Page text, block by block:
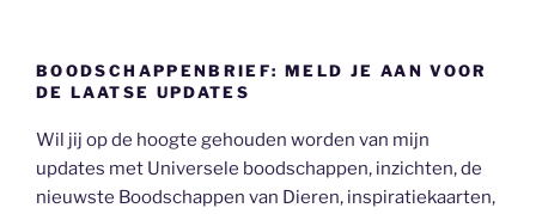
BOODSCHAPPENBRIEF: MELD JE AAN VOOR
DE LAATSE UPDATES
Wil jij op de hoogte gehouden worden van mijn
updates met Universele boodschappen, inzichten, de
nieuwste Boodschappen van Dieren, inspiratiekaarten,